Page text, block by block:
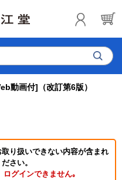
動画付]（改訂第6版）
り扱いできない内容が含まれ
さい。
グインできません｡